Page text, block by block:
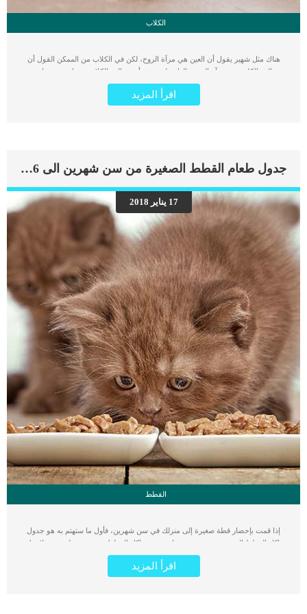
الكلاب
هناك مثل شهير يقول أن العين هي مرآة الروح، لكن في الكلاب من الممكن القول أن
مخالب الكلب هي مرآة الصحة العامة له. حيث أن مخالب الكلاب تمدنا بصورة واضحة
عن بعض المشاكل الصحية التي تصيب الكلب والتي يستطيع طبيبك البيطري ملاحظتها
بسهولة. أقدام الكلاب عادة ما تتحمل الاصابات الطفيفة والجروح التي قد تحدث أثناء
المشي على الأجسام الحادة، حيث أن لها قدرة على الالتئام بسرعة شديدة. لكن بعض
تؤدي إلى تكاثر الفطريات وبالتالي تسبب المشاكل المختلفة في مخلب الكلب. الديدان
للعب فيها من الممكن أن تؤدي إلى هذا النوع من العدوى والتي تظهر على هيئة تورم أو
انتفاخ في الأصابع. أحد أكثر المؤشرات التي تدل على اصابة مخلب الكلب بالفطريات هو
كثرة لعق مخالبة، مع ملاحظة أن الوسائد الموجوده تحت الأظافر تحولت إلى اللون
الأحمر. في حالة تطور […]
اقرأ المزيد
جدول طعام القطط الصغيرة من سن شهرين الى 6 أشهر
17 يناير 2018
القطط
إذا قمت بإحضار قطة صغيرة إلى منزلك في سن شهرين، فأول ما ستهتم به هو جدول
اكل القطط الصغيرة من عمر شهر او شهرين. اكل القطط متنوع ومختلف، وستلاحظ
الكثير من المصادر والآراء التي ستنصحك بطرق مختلفة في تغذية القطط الصغيرة.
بالاضافة إلى ذلك فيجب ان تعرف مواعيد اكل القطط و كميات الاكل المناسبة لكل سن.
لذلك في هذا الموضوع نوضح لك دليل شامل عن اكل القطط الصغيرة عمرها شهر أو
اقرأ المزيد